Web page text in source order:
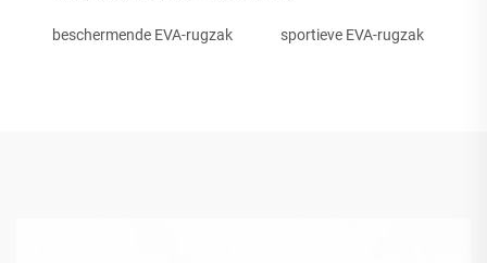
beschermende EVA-rugzak sportieve EVA-rugzak